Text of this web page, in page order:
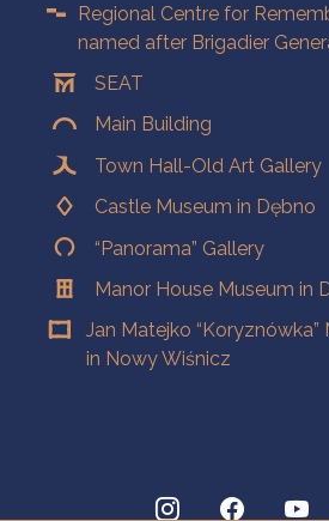
Regional Centre for
named after Brigadier
SEAT
Main Building
Town Hall-Old Art Gallery
Castle Museum in Dębno
“Panorama” Gallery
Manor House Museum in
Jan Matejko
in Nowy Wiśnicz